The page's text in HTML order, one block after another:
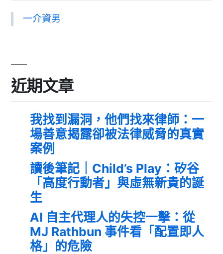
一介資男
近期文章
我找到漏洞，他們找來律師：一
場善意揭露卻被法律威脅的真實
案例
讀後筆記｜Child’s Play：矽谷
「高度行動者」與虛無新貴的誕
生
AI 自主代理人的失控一擊：從
MJ Rathbun 事件看「配置即人
格」的危險